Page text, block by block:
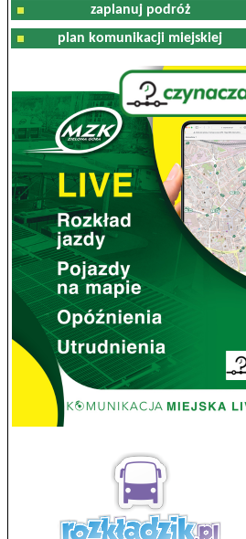
zaplanuj podróż
plan komunikacji miejskiej